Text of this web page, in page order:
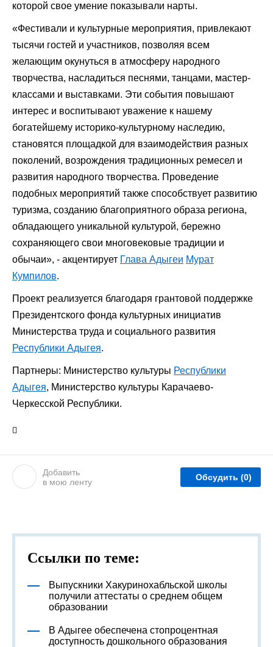
которой свое умение показывали нарты.
«Фестивали и культурные мероприятия, привлекают
тысячи гостей и участников, позволяя всем
желающим окунуться в атмосферу народного
творчества, насладиться песнями, танцами, мастер-
классами и выставками. Эти события повышают
интерес и воспитывают уважение к нашему
богатейшему историко-культурному наследию,
становятся площадкой для взаимодействия разных
поколений, возрождения традиционных ремесел и
развития народного творчества. Проведение
подобных мероприятий также способствует развитию
туризма, созданию благоприятного образа региона,
обладающего уникальной культурой, бережно
сохраняющего свои многовековые традиции и
обычаи», - акцентирует Глава Адыгеи Мурат
Кумпилов.
Проект реализуется благодаря грантовой поддержке
Президентского фонда культурных инициатив
Министерства труда и социального развития
Республики Адыгея.
Партнеры: Министерство культуры Республики
Адыгея, Министерство культуры Карачаево-
Черкесской Республики.
Добавить
в мою ленту
Обсудить (0)
Ссылки по теме:
Выпускники Хакуринохабльской школы
получили аттестаты о среднем общем
образовании
В Адыгее обеспечена стопроцентная
доступность дошкольного образования